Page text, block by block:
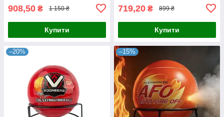
908,50 ₴ 1 150 ₴
Купити
719,20 ₴ 899 ₴
Купити
–20% –15%